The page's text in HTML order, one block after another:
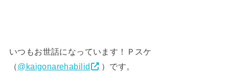
いつもお世話になっています！Ｐスケ
（@kaigonarehabilid ）です。